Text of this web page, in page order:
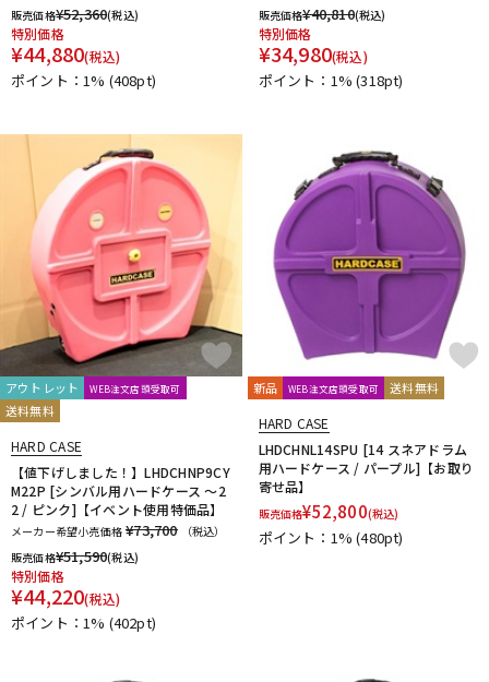
販売価格¥52,360(税込)
特別価格
¥44,880(税込)
ポイント：1% (408pt)
販売価格¥40,810(税込)
特別価格
¥34,980(税込)
ポイント：1%(318pt)
アウトレット WEB注文店頭受取可
送料無料
HARD CASE
【値下げしました！】LHDCHNP9CY
M22P [シンバル用ハードケース ～2
2 / ピンク]【イベント使用特価品】
メーカー希望小売価格 ¥73,700
（税込）
販売価格¥51,590(税込)
特別価格
¥44,220(税込)
ポイント：1% (402pt)
新品 WEB注文店頭受取可 送料無料
HARD CASE
LHDCHNL14SPU [14 スネアドラム
用ハードケース / パープル]【お取り
寄せ品】
販売価格¥52,800(税込)
ポイント：1%(480pt)